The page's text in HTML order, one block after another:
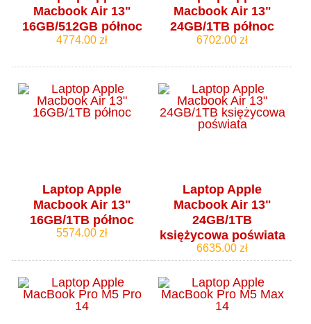
Macbook Air 13"
16GB/512GB północ
4774.00 zł
Macbook Air 13"
24GB/1TB północ
6702.00 zł
Laptop Apple
Macbook Air 13"
16GB/1TB północ
5574.00 zł
Laptop Apple
Macbook Air 13"
24GB/1TB
księżycowa poświata
6635.00 zł